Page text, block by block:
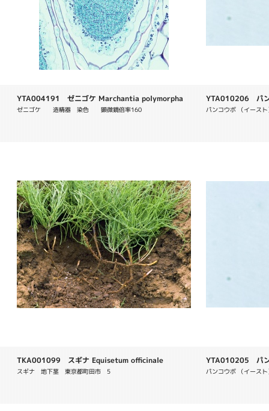
YTA004191 ゼニゴケ Marchantia polymorpha
ゼニゴケ　　造精器　染色　　顕微鏡倍率160
YTA010206 パン
パンコウボ （イース
TKA001099 スギナ Equisetum officinale
スギナ　地下茎　東京都町田市　5
YTA010205 パン
パンコウボ （イース